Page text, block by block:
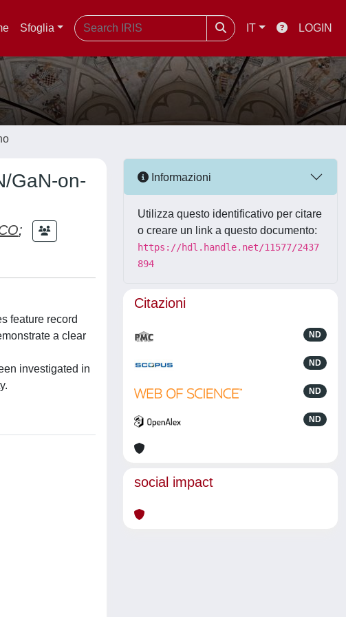
Sfoglia IT LOGIN
GaN-on-
;
feature record
a clear
investigated in
Informazioni
Utilizza questo identificativo per citare
o creare un link a questo documento:
https://hdl.handle.net/11577/2437
894
Citazioni
ND
ND
ND
ND
social impact